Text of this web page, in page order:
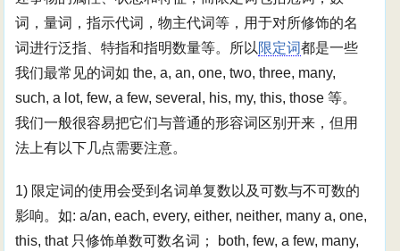
词，量词，指示代词，物主代词等，用于对所修饰的名
词进行泛指、特指和指明数量等。所以 限定词都是一些
我们最常见的词如 the, a, an, one, two, three, many,
such, a lot, few, a few, several, his, my, this, those 等。
我们一般很容易把它们与普通的形容词区别开来，但用
法上有以下几点需要注意。
1) 限定词的使用会受到名词单复数以及可数与不可数的
影响。如: a/an, each, every, either, neither, many a, one,
this, that 只修饰单数可数名词； both, few, a few, many,